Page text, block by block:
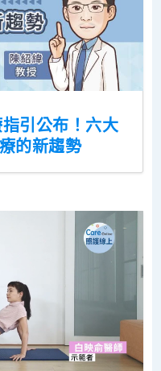
引公布！六大
的新趨勢